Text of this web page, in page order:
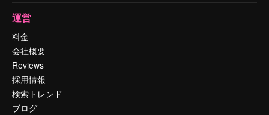
運営
料金
会社概要
Reviews
採用情報
検索トレンド
ブログ